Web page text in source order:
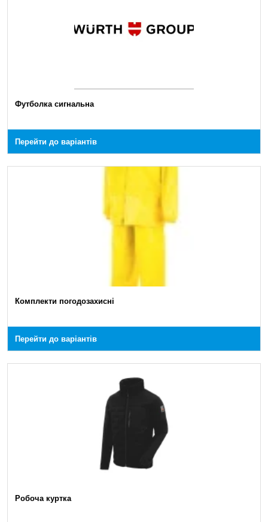
Футболка сигнальна
Перейти до варіантів
Комплекти погодозахисні
Перейти до варіантів
Робоча куртка